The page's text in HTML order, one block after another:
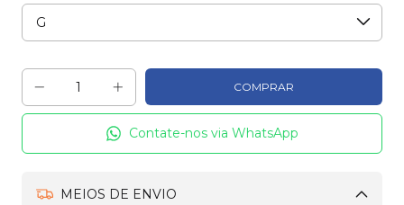
Contate-nos via WhatsApp
MEIOS DE ENVIO